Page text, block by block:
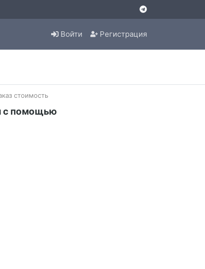
Войти Регистрация
стоимость
с помощью